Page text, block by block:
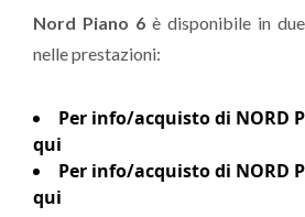
Nord Piano 6 è disponibile in
nelle prestazioni:
Per info/acquisto di NORD
qui
Per info/acquisto di NORD
qui